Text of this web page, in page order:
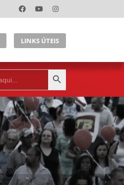
LINKS ÚTEIS
Search Button